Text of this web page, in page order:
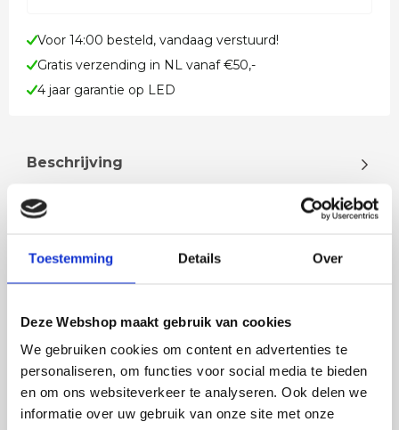
Toestemming Details Over
Deze Webshop maakt gebruik van cookies
We gebruiken cookies om content en advertenties te
personaliseren, om functies voor social media te bieden
en om ons websiteverkeer te analyseren. Ook delen we
informatie over uw gebruik van onze site met onze
Voor 14:00 besteld, vandaag verstuurd!
Gratis verzending in NL vanaf €50,-
4 jaar garantie op LED
Beschrijving
wandverlichting met instelbare lichtkleurDeze
Rian
Anne